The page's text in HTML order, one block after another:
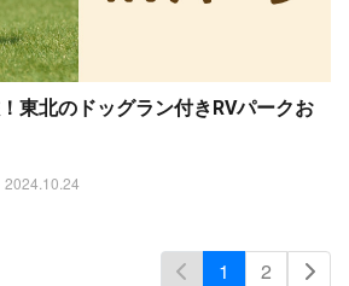
東北のドッグラン付きRVパークお
2024.10.24
1 2